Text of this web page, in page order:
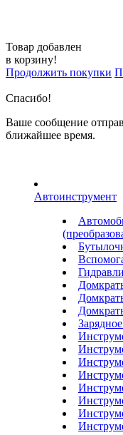
Товар добавлен
в корзину!
Продолжить покупки
Спасибо!
Ваше сообщение
ближайшее время.
Автоинструмент